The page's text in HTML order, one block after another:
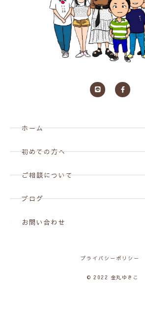
ホーム
初めての方へ
ご相談について
ブログ
お問い合わせ
プライバシーポリシー
© 2022 金丸ゆきこ